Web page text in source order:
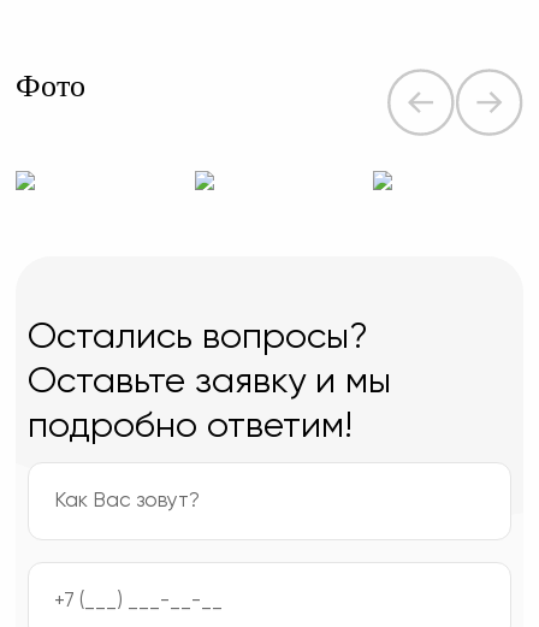
Фото
Остались вопросы?
Оставьте заявку и мы
подробно ответим!